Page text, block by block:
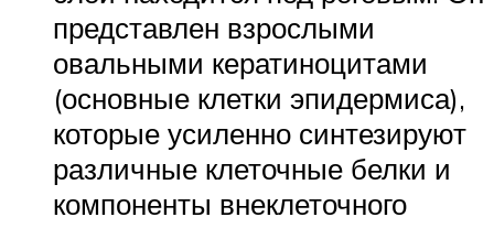
представлен взрослыми
овальными кератиноцитами
(основные клетки эпидермиса),
которые усиленно синтезируют
различные клеточные белки и
компоненты внеклеточного